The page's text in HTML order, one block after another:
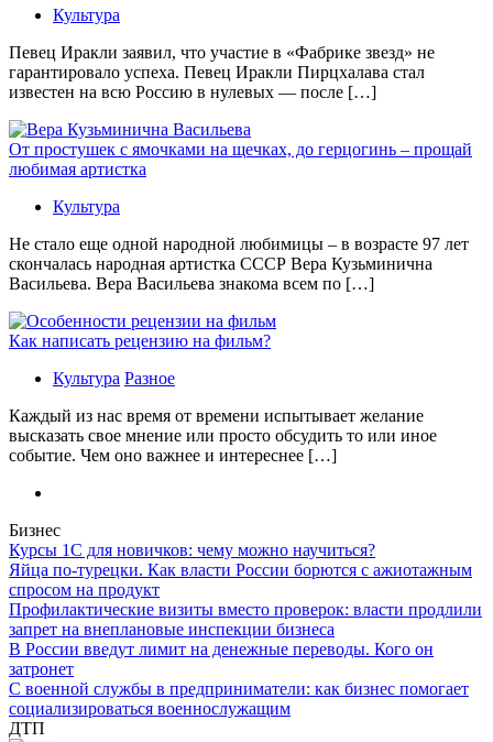
Культура
Певец Иракли заявил, что участие в «Фабрике звезд» не
гарантировало успеха. Певец Иракли Пирцхалава стал
известен на всю Россию в нулевых — после […]
От простушек с ямочками на щечках, до герцогинь – прощай
любимая артистка
Культура
Не стало еще одной народной любимицы – в возрасте 97 лет
скончалась народная артистка СССР Вера Кузьминична
Васильева. Вера Васильева знакома всем по […]
Как написать рецензию на фильм?
Культура Разное
Каждый из нас время от времени испытывает желание
высказать свое мнение или просто обсудить то или иное
событие. Чем оно важнее и интереснее […]
Бизнес
Курсы 1С для новичков: чему можно научиться?
Яйца по-турецки. Как власти России борются с ажиотажным
спросом на продукт
Профилактические визиты вместо проверок: власти продлили
запрет на внеплановые инспекции бизнеса
В России введут лимит на денежные переводы. Кого он
затронет
С военной службы в предприниматели: как бизнес помогает
социализироваться военнослужащим
ДТП